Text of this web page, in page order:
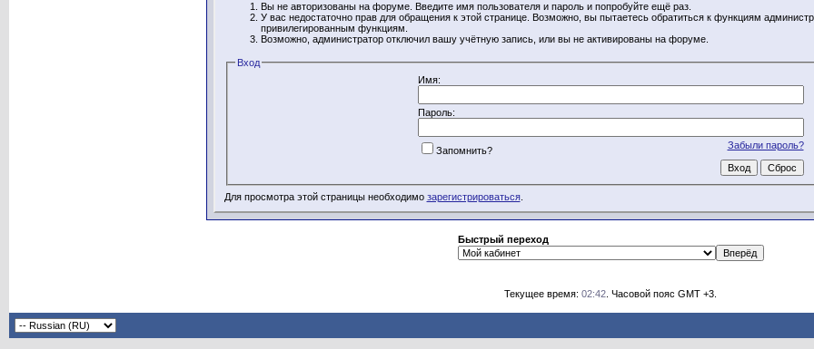
Вы не авторизованы на форуме. Введите имя пользователя и пароль и попробуйте ещё раз.
У вас недостаточно прав для обращения к этой странице. Возможно, вы пытаетесь обратиться к функциям
привилегированным функциям.
Возможно, администратор отключил вашу учётную запись, или вы не активированы на форуме.
Вход
Имя:
Пароль:
Забыли пароль?
Запомнить?
Для просмотра этой страницы необходимо зарегистрироваться.
Быстрый переход
Текущее время: 02:42 . Часовой пояс GMT +3.